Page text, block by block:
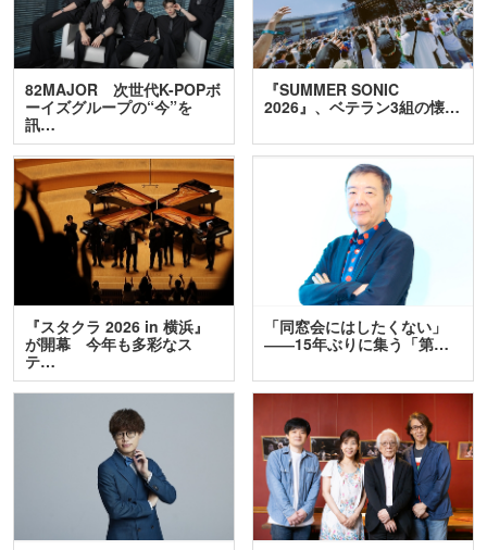
82MAJOR 次世代K-POPボ
ーイズグループの“今”を
訊…
『SUMMER SONIC
2026』、ベテラン3組の懐…
『スタクラ 2026 in 横浜』
が開幕 今年も多彩なス
テ…
「同窓会にはしたくない」
――15年ぶりに集う「第…